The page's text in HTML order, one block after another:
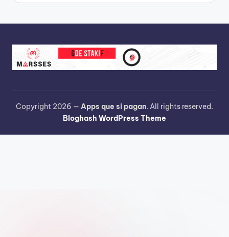
Copyright 2026 — Apps que si pagan. All rights reserved.
Bloghash WordPress Theme